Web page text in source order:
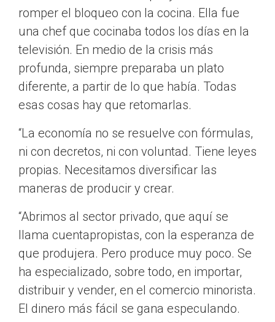
romper el bloqueo con la cocina. Ella fue
una chef que cocinaba todos los días en la
televisión. En medio de la crisis más
profunda, siempre preparaba un plato
diferente, a partir de lo que había. Todas
esas cosas hay que retomarlas.
“La economía no se resuelve con fórmulas,
ni con decretos, ni con voluntad. Tiene leyes
propias. Necesitamos diversificar las
maneras de producir y crear.
“Abrimos al sector privado, que aquí se
llama cuentapropistas, con la esperanza de
que produjera. Pero produce muy poco. Se
ha especializado, sobre todo, en importar,
distribuir y vender, en el comercio minorista.
El dinero más fácil se gana especulando.